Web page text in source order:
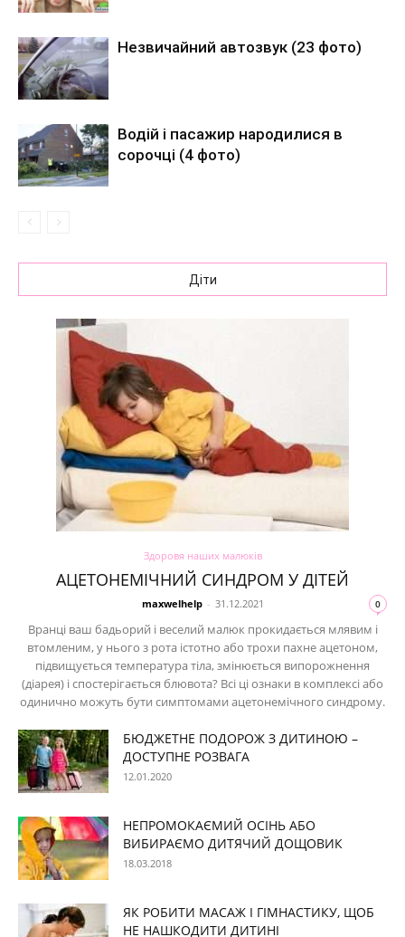
Незвичайний автозвук (23 фото)
Водій і пасажир народилися в
сорочці (4 фото)
Діти
Здоровя наших малюків
АЦЕТОНЕМІЧНИЙ СИНДРОМ У ДІТЕЙ
maxwelhelp - 31.12.2021 0
Вранці ваш бадьорий і веселий малюк прокидається млявим і
втомленим, у нього з рота істотно або трохи пахне ацетоном,
підвищується температура тіла, змінюється випорожнення
(діарея) і спостерігається блювота? Всі ці ознаки в комплексі або
одинично можуть бути симптомами ацетонемічного синдрому.
БЮДЖЕТНЕ ПОДОРОЖ З ДИТИНОЮ –
ДОСТУПНЕ РОЗВАГА
12.01.2020
НЕПРОМОКАЄМИЙ ОСІНЬ АБО
ВИБИРАЄМО ДИТЯЧИЙ ДОЩОВИК
18.03.2018
ЯК РОБИТИ МАСАЖ І ГІМНАСТИКУ, ЩОБ
НЕ НАШКОДИТИ ДИТИНІ